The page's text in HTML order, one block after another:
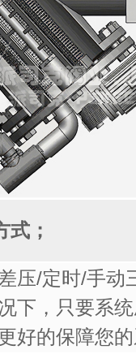
；
压/定时/手动
下，只要系
好的保障您